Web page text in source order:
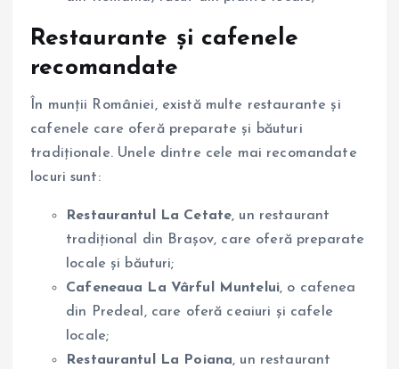
Restaurante și cafenele
recomandate
În munții României, există multe restaurante și
cafenele care oferă preparate și băuturi
tradiționale. Unele dintre cele mai recomandate
locuri sunt:
Restaurantul La Cetate, un restaurant
tradițional din Brașov, care oferă preparate
locale și băuturi;
Cafeneaua La Vârful Muntelui, o cafenea
din Predeal, care oferă ceaiuri și cafele
locale;
Restaurantul La Poiana, un restaurant